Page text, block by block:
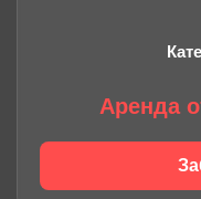
Аренда